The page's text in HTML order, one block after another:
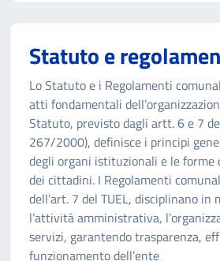
Statuto e
Lo Statuto e i Regolamenti
atti fondamentali
Statuto, previsto dagli artt. 6 e 7
267/2000), definisce i principi
degli organi istituzionali e le forme
dei cittadini. I Regolamenti
dell’art. 7 del TUEL, disciplinano in
l’attività amministrativa,
servizi, garantendo trasparenza,
funzionamento dell’ente